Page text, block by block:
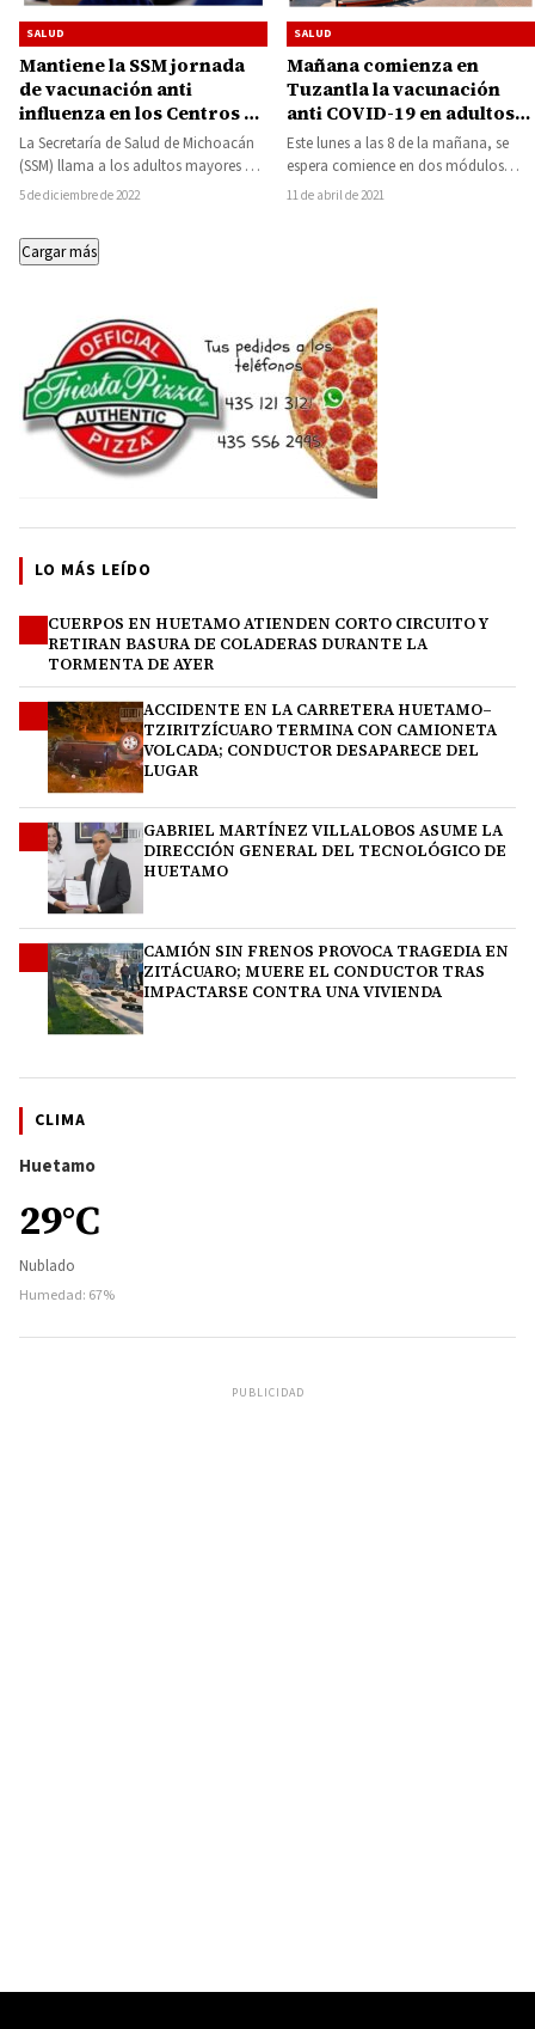
SALUD
Mantiene la SSM jornada
de vacunación anti
influenza en los Centros de
Salud
La Secretaría de Salud de Michoacán
(SSM) llama a los adultos mayores a
vacunarse contra la influenza
5 de diciembre de 2022
SALUD
Mañana comienza en
Tuzantla la vacunación
anti COVID-19 en adultos
mayores
Este lunes a las 8 de la mañana, se
espera comience en dos módulos
habilitados en el municipio…
11 de abril de 2021
Cargar más
LO MÁS LEÍDO
CUERPOS EN HUETAMO ATIENDEN CORTO CIRCUITO Y
RETIRAN BASURA DE COLADERAS DURANTE LA
TORMENTA DE AYER
ACCIDENTE EN LA CARRETERA HUETAMO–
TZIRITZÍCUARO TERMINA CON CAMIONETA
VOLCADA; CONDUCTOR DESAPARECE DEL
LUGAR
GABRIEL MARTÍNEZ VILLALOBOS ASUME LA
DIRECCIÓN GENERAL DEL TECNOLÓGICO DE
HUETAMO
CAMIÓN SIN FRENOS PROVOCA TRAGEDIA EN
ZITÁCUARO; MUERE EL CONDUCTOR TRAS
IMPACTARSE CONTRA UNA VIVIENDA
CLIMA
Huetamo
29°C
Nublado
Humedad: 67%
PUBLICIDAD